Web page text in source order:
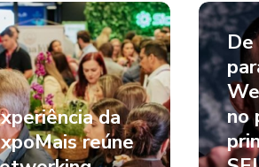
da
reúne
no